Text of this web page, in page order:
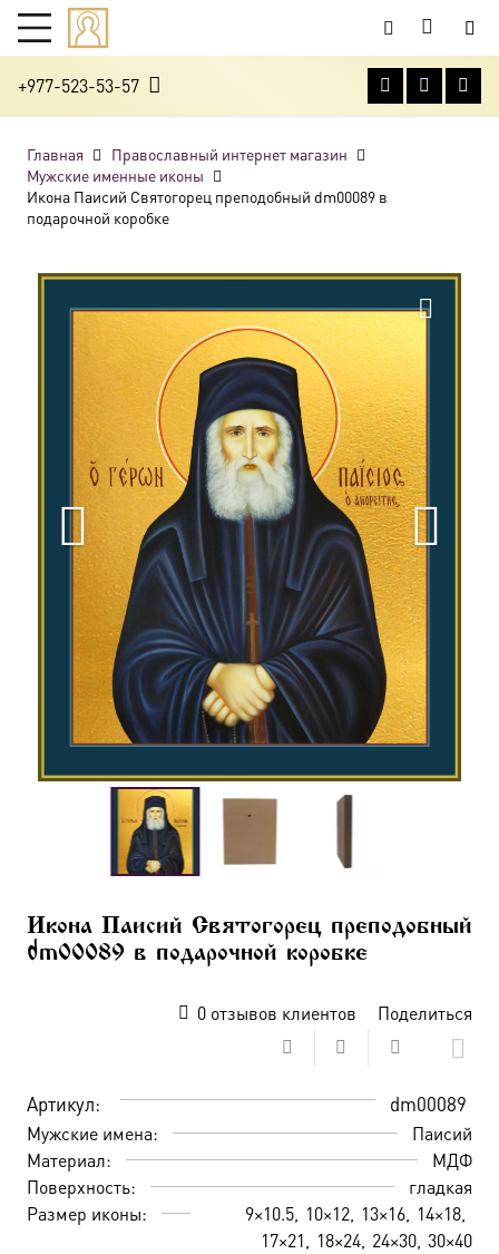
+977-523-53-57
Главная
Православный интернет магазин
Мужские именные иконы
Икона Паисий Святогорец преподобный dm00089 в
подарочной коробке
Икона Паисий Святогорец преподобный
dm00089 в подарочной коробке
0отзывов клиентов Поделиться
Артикул: dm00089
Мужские имена:
Паисий
Материал:
МДФ
Поверхность:
гладкая
Размер иконы:
9×10.5 10×12 13×16 14×18
17×21
18×24 24×30 30×40